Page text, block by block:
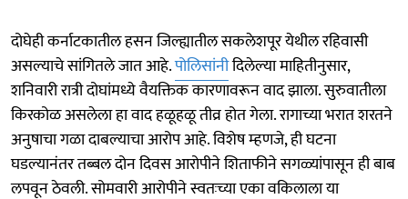
दोघेही कर्नाटकातील हसन जिल्ह्यातील सकलेशपूर येथील रहिवासी
असल्याचे सांगितले जात आहे.पोलिसांनीदिलेल्या माहितीनुसार,
शनिवारी रात्री दोघांमध्ये वैयक्तिक कारणावरून वाद झाला. सुरुवातीला
किरकोळ असलेला हा वाद हळूहळू तीव्र होत गेला. रागाच्या भरात शरतने
अनुषाचा गळा दाबल्याचा आरोप आहे. विशेष म्हणजे, ही घटना
घडल्यानंतर तब्बल दोन दिवस आरोपीने शिताफीने सगळ्यांपासून ही बाब
लपवून ठेवली. सोमवारी आरोपीने स्वतःच्या एका वकिलाला या